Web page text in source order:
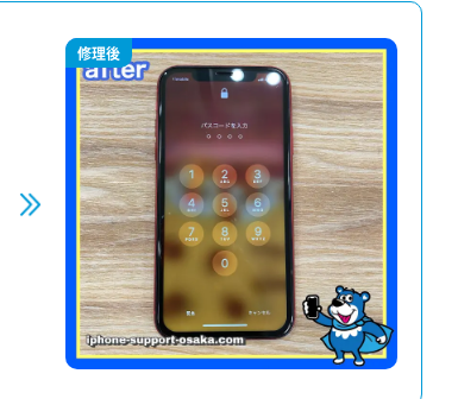
修理後